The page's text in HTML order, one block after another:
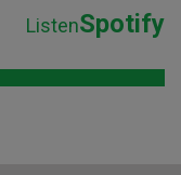
ListenSpotify